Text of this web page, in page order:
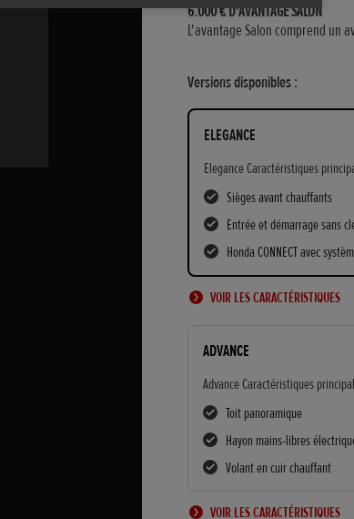
6.000 € D'AVANTAGE SALON
L'avantage Salon comprend un
Versions disponibles :
ELEGANCE
Elegance Caractéristiques
Sièges avant chauffants
Entrée et démarrage sans
Honda CONNECT avec
VOIR LES CARACTÉRISTIQUES
ADVANCE
Advance Caractéristiques
Toit panoramique
Hayon mains-libres
Volant en cuir chauffant
VOIR LES CARACTÉRISTIQUES